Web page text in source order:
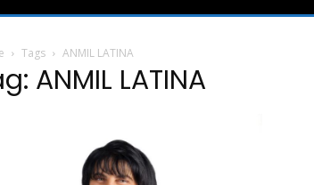
Tags ANMIL LATINA
ANMIL LATINA